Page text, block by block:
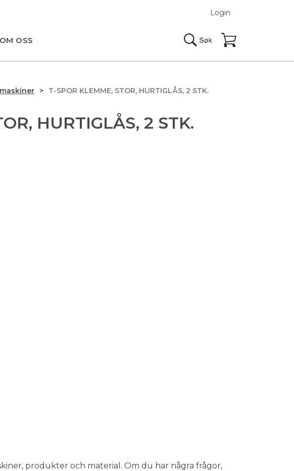
OM OSS
Login
T-SPOR KLEMME, STOR, HURTIGLÅS, 2 STK.
HURTIGLÅS, 2 STK.
produkter och material. Om du har några frågor,